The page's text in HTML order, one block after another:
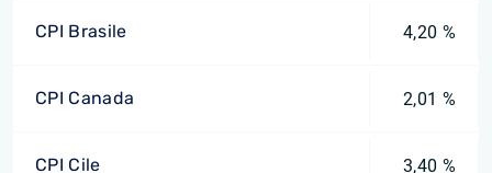
CPI Brasile 4,20 %
CPI Canada 2,01 %
CPI Cile 3,40 %